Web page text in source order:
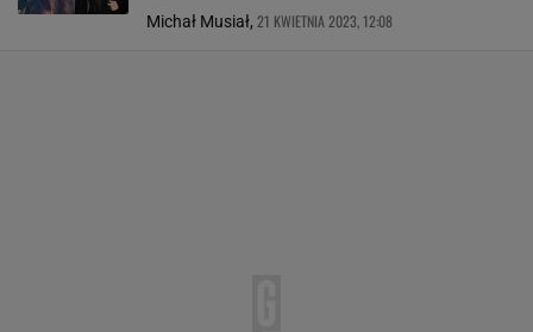
Michał Musiał, 21 KWIETNIA 2023, 12:08